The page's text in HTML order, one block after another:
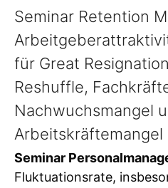
Seminar Retention
für Great
Reshuffle,
Nachwuchsmangel
Arbeitskräftemangel
Seminar
Fluktuationsrate,